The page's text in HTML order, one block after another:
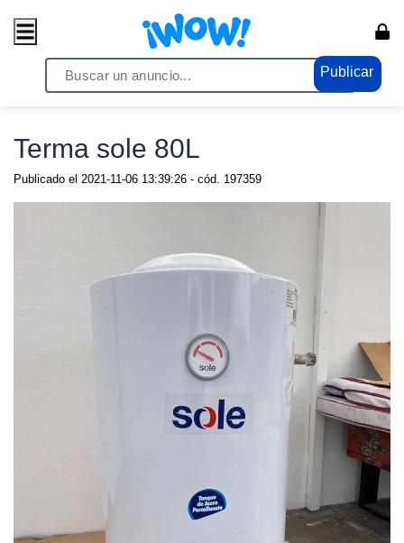
Publicar
/ Comercio / Consumo masivo
Terma sole 80L
Publicado el 2021-11-06 13:39:26 - cód. 197359